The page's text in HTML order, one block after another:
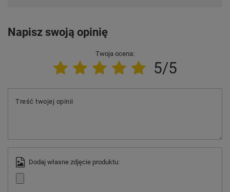
Napisz swoją opinię
Twoja ocena:
5/5
Treść twojej opinii
Dodaj własne zdjęcie produktu: